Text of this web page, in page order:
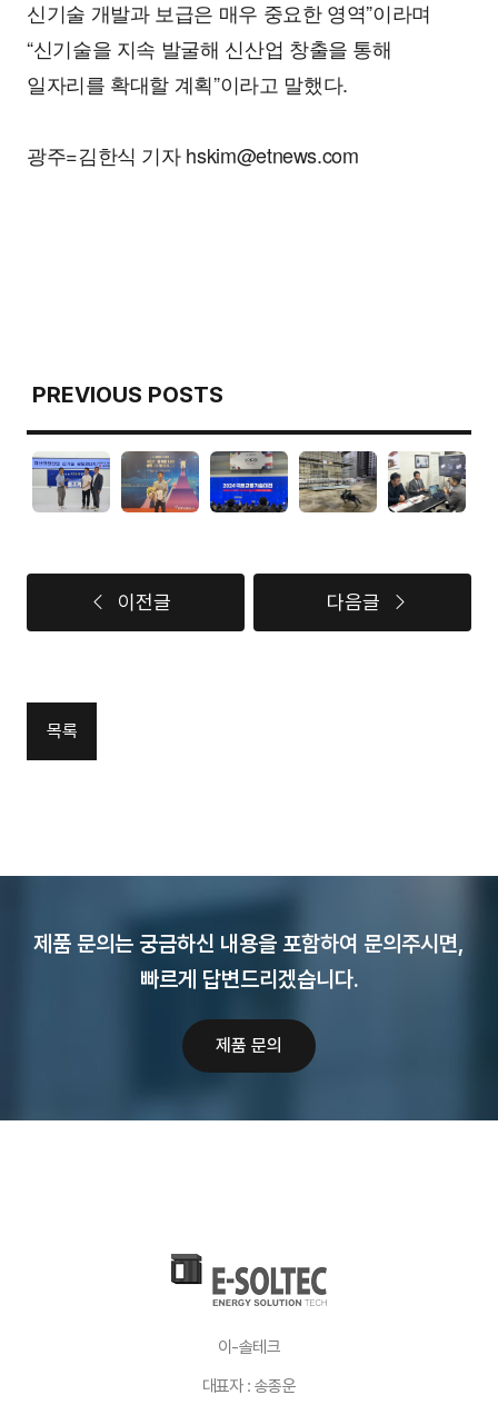
신기술 개발과 보급은 매우 중요한 영역”이라며
“신기술을 지속 발굴해 신산업 창출을 통해
일자리를 확대할 계획”이라고 말했다.
광주=김한식 기자 hskim@etnews.com
PREVIOUS POSTS
이전글 다음글
목록
제품 문의는 궁금하신 내용을 포함하여 문의주시면,
빠르게 답변드리겠습니다.
제품 문의
이-솔테크
대표자 : 송종운